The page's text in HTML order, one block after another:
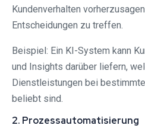
Kundenverhalten
Entscheidungen zu treffen.
Beispiel: Ein KI-System kann
und Insights darüber liefern,
Dienstleistungen bei
beliebt sind.
2. Prozessautomatisierung